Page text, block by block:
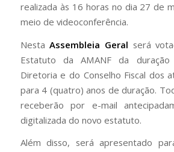
realizada às 16 horas no dia 27 de
meio de videoconferência.
NestaAssembleia Geral será
Estatuto da AMANF da
Diretoria e do Conselho Fiscal dos
para 4 (quatro) anos de duração.
receberão por e-mail
digitalizada do novo estatuto.
Além disso, será apresentado